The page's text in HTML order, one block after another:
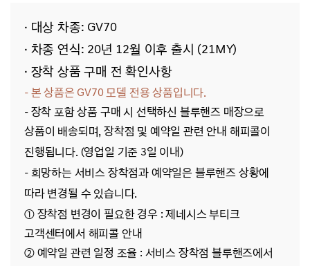
· 대상 차종: GV70
· 차종 연식: 20년 12월 이후 출시 (21MY)
· 장착 상품 구매 전 확인사항
- 본 상품은 GV70모델 전용 상품입니다.
- 장착 포함 상품 구매 시 선택하신 블루핸즈 매장으로
상품이 배송되며, 장착점 및 예약일 관련 안내 해피콜이
진행됩니다. (영업일 기준 3일 이내)
- 희망하는 서비스 장착점과 예약일은 블루핸즈 상황에
따라 변경될 수 있습니다.
① 장착점 변경이 필요한 경우 : 제네시스 부티크
고객센터에서 해피콜 안내
② 예약일 관련 일정 조율 : 서비스 장착점 블루핸즈에서